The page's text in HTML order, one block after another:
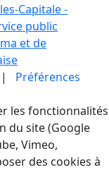
Capitale -
public
et de
| Préférences
les fonctionnalités
du site (Google
Vimeo,
des cookies à